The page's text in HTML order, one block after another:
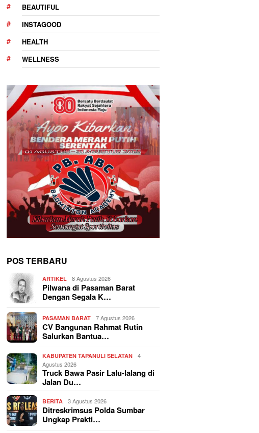
BEAUTIFUL
INSTAGOOD
HEALTH
WELLNESS
POS TERBARU
ARTIKEL 8 Agustus 2026
Pilwana di Pasaman Barat
Dengan Segala K…
PASAMAN BARAT 7 Agustus 2026
CV Bangunan Rahmat Rutin
Salurkan Bantua…
KABUPATEN TAPANULI SELATAN
4
Agustus 2026
Truck Bawa Pasir Lalu-lalang di
Jalan Du…
BERITA 3 Agustus 2026
Ditreskrimsus Polda Sumbar
Ungkap Prakti…